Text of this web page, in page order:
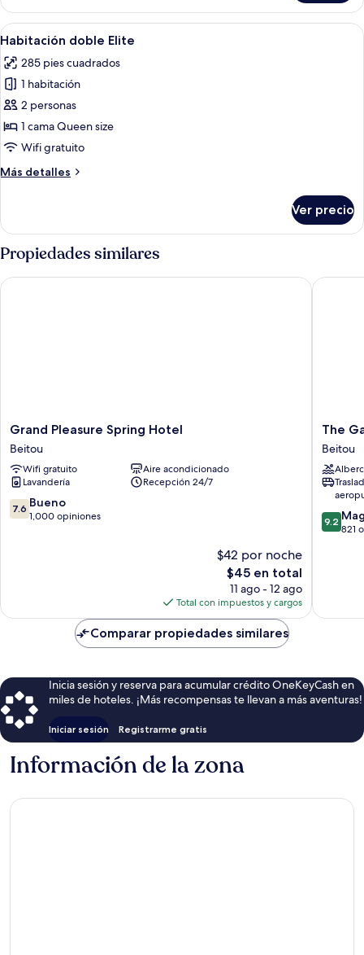
clásica
con
2
individuales
Abrir
todas
las
fotos
de
Habitación
doble
Habitación de hotel con una cama
7
Habitación doble Elite
285 pies cuadrados
1 habitación
2 personas
1 cama Queen size
Wifi gratuito
Más detalles
Más
doble
Elite
Ver precio
Propiedades similares
Grand
Pleasure
Spring
Hotel
Beitou
Grand Pleasure Spring Hotel
Beitou
Wifi gratuito
Aire acondicionado
Lavandería
Recepción 24/7
7.6
de
7.6 Bueno
1,000 opiniones
$42 por noche
El
precio
actual
es
de
$45
$45 en total
11 ago - 12 ago
Total con impuestos y cargos
Grand Pleasure Spring Hotel
The
Gaia
Hotel
Taipei
Beitou
The
Beitou
9.2
de
9.2
821
The
Comparar propiedades similares
Inicia sesión y reserva para acumular crédito OneKeyCash en
miles de hoteles. ¡Más recompensas te llevan a más aventuras!
Iniciar sesión Registrarme gratis
Información de la zona